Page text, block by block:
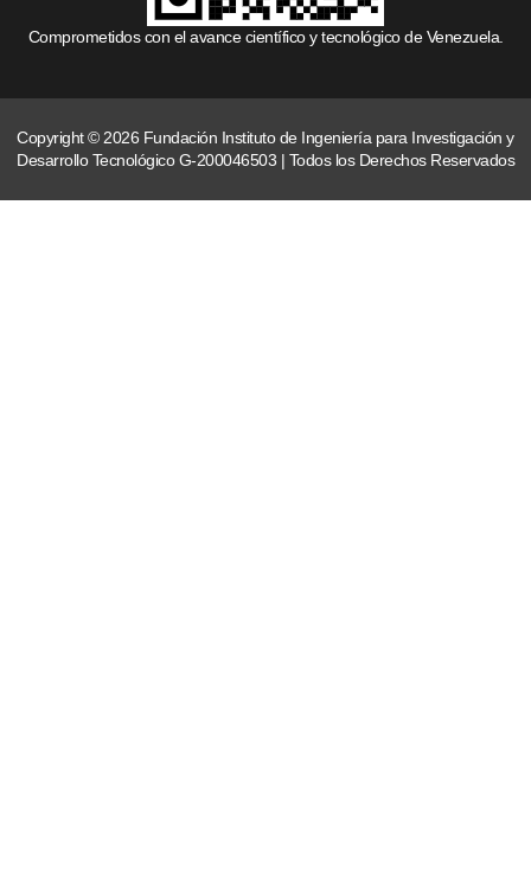
Comprometidos con el avance científico y tecnológico de Venezuela.
Copyright © 2026 Fundación Instituto de Ingeniería para Investigación y
Desarrollo Tecnológico G-200046503 | Todos los Derechos Reservados